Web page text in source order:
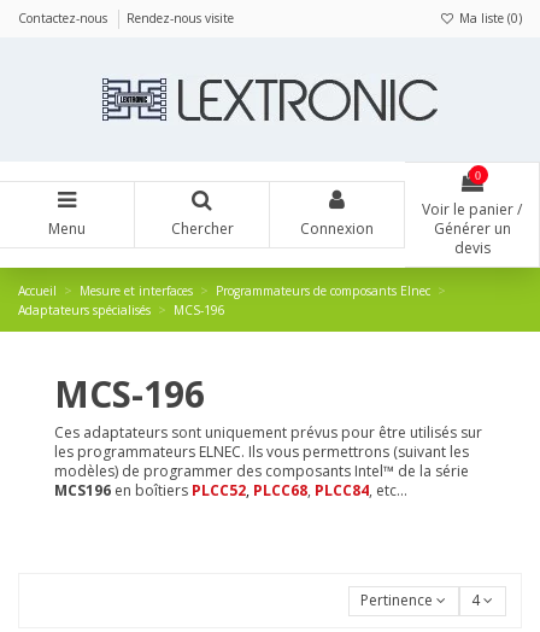
Contactez-nous Rendez-nous visite Ma liste (0)
Menu Chercher Connexion
0
Voir le panier /
Générer un
devis
Accueil Mesure et interfaces
Programmateurs de composants Elnec
Adaptateurs spécialisés
MCS-196
MCS-196
Ces adaptateurs sont uniquement prévus pour être utilisés sur
les programmateurs ELNEC. Ils vous permettrons (suivant les
modèles) de programmer des composants Intel™ de la série
MCS196 en boîtiers PLCC52, PLCC68, PLCC84, etc...
Pertinence 4
Panneau de gestion des cookies